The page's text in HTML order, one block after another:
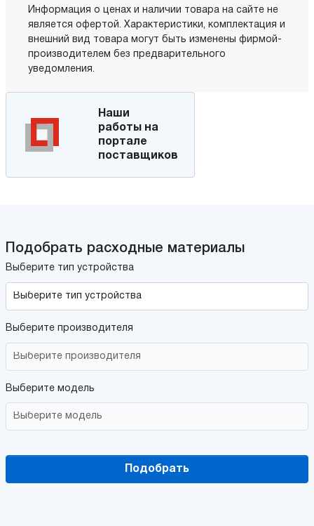
Информация о ценах и наличии товара на сайте не
является офертой. Характеристики, комплектация и
внешний вид товара могут быть изменены фирмой-
производителем без предварительного
уведомления.
Наши
работы на
портале
поставщиков
Подобрать расходные материалы
Выберите тип устройства
Выберите производителя
Выберите модель
Подобрать